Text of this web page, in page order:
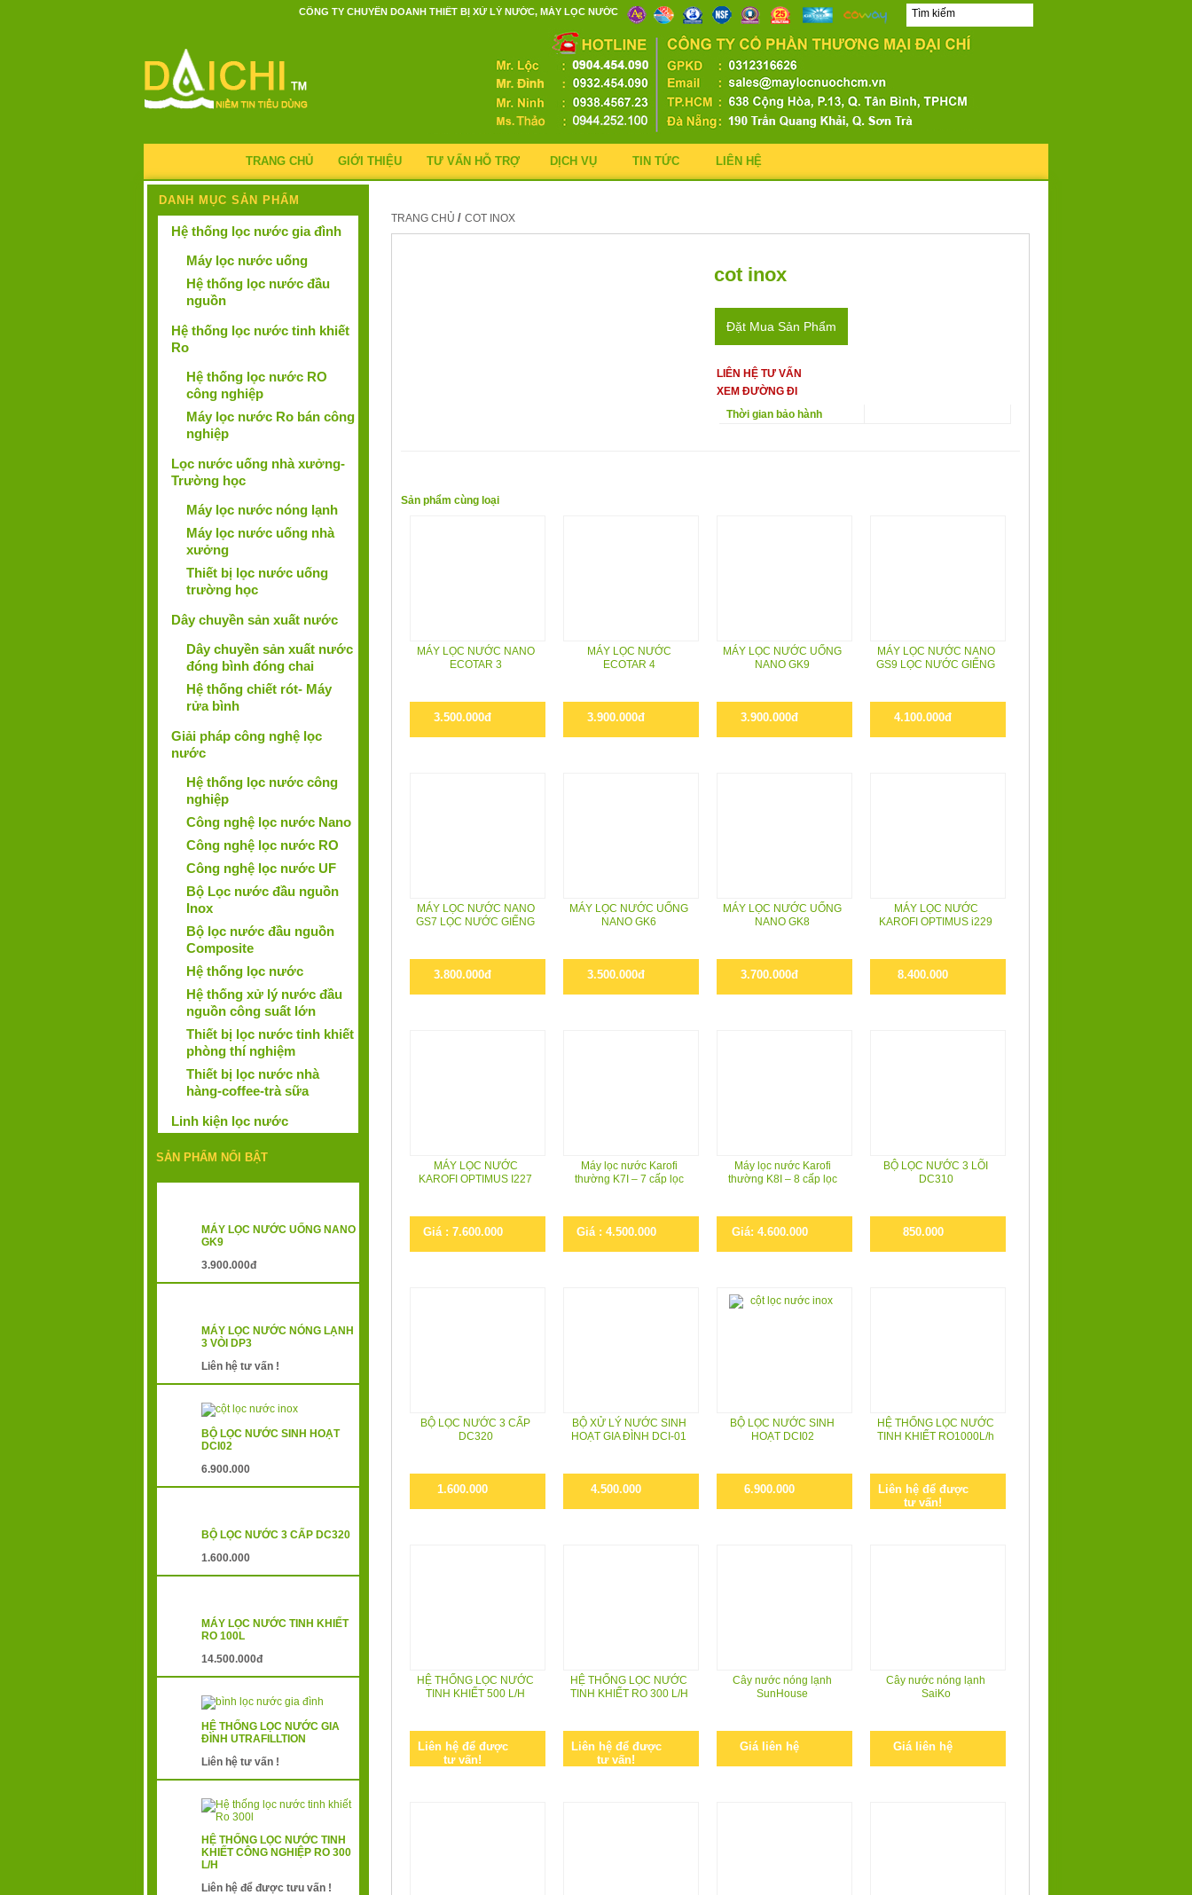
CÔNG TY CHUYÊN DOANH THIẾT BỊ XỬ LÝ NƯỚC, MÁY LỌC NƯỚC
TRANG CHỦ GIỚI THIỆU TƯ VẤN HỖ TRỢ DỊCH VỤ TIN TỨC LIÊN HỆ
DANH MỤC SẢN PHẨM
Hệ thống lọc nước gia đình
Máy lọc nước uống
Hệ thống lọc nước đầu
nguồn
Hệ thống lọc nước tinh khiết
Ro
Hệ thống lọc nước RO
công nghiệp
Máy lọc nước Ro bán công
nghiệp
Lọc nước uống nhà xưởng-
Trường học
Máy lọc nước nóng lạnh
Máy lọc nước uống nhà
xưởng
Thiết bị lọc nước uống
trường học
Dây chuyền sản xuất nước
Dây chuyền sản xuất nước
đóng bình đóng chai
Hệ thống chiết rót- Máy
rửa bình
Giải pháp công nghệ lọc
nước
Hệ thống lọc nước công
nghiệp
Công nghệ lọc nước Nano
Công nghệ lọc nước RO
Công nghệ lọc nước UF
Bộ Lọc nước đầu nguồn
Inox
Bộ lọc nước đầu nguồn
Composite
Hệ thống lọc nước
Hệ thống xử lý nước đầu
nguồn công suất lớn
Thiết bị lọc nước tinh khiết
phòng thí nghiệm
Thiết bị lọc nước nhà
hàng-coffee-trà sữa
Linh kiện lọc nước
SẢN PHẨM NỔI BẬT
MÁY LỌC NƯỚC UỐNG NANO
GK9
3.900.000đ
MÁY LỌC NƯỚC NÓNG LẠNH
3 VÒI DP3
Liên hệ tư vấn !
BỘ LỌC NƯỚC SINH HOẠT
DCI02
6.900.000
BỘ LỌC NƯỚC 3 CẤP DC320
1.600.000
MÁY LỌC NƯỚC TINH KHIẾT
RO 100L
14.500.000đ
HỆ THỐNG LỌC NƯỚC GIA
ĐÌNH UTRAFILLTION
Liên hệ tư vấn !
HỆ THỐNG LỌC NƯỚC TINH
KHIẾT CÔNG NGHIỆP RO 300
L/H
Liên hệ để được tưu vấn !
TRANG CHỦ / COT INOX
cot inox
Đặt Mua Sản Phẩm
LIÊN HỆ TƯ VẤN
XEM ĐƯỜNG ĐI
Thời gian bảo hành
Sản phẩm cùng loại
MÁY LỌC NƯỚC NANO
ECOTAR 3
3.500.000đ
MÁY LỌC NƯỚC
ECOTAR 4
3.900.000đ
MÁY LỌC NƯỚC UỐNG
NANO GK9
3.900.000đ
MÁY LỌC NƯỚC NANO
GS9 LỌC NƯỚC GIẾNG
4.100.000đ
MÁY LỌC NƯỚC NANO
GS7 LỌC NƯỚC GIẾNG
3.800.000đ
MÁY LỌC NƯỚC UỐNG
NANO GK6
3.500.000đ
MÁY LỌC NƯỚC UỐNG
NANO GK8
3.700.000đ
MÁY LỌC NƯỚC
KAROFI OPTIMUS i229
8.400.000
MÁY LỌC NƯỚC
KAROFI OPTIMUS I227
Giá : 7.600.000
Máy lọc nước Karofi
thường K7I – 7 cấp lọc
Giá : 4.500.000
Máy lọc nước Karofi
thường K8I – 8 cấp lọc
Giá: 4.600.000
BỘ LỌC NƯỚC 3 LÕI
DC310
850.000
BỘ LỌC NƯỚC 3 CẤP
DC320
1.600.000
BỘ XỬ LÝ NƯỚC SINH
HOẠT GIA ĐÌNH DCI-01
4.500.000
BỘ LỌC NƯỚC SINH
HOẠT DCI02
6.900.000
HỆ THỐNG LỌC NƯỚC
TINH KHIẾT RO1000L/h
Liên hệ để được
tư vấn!
HỆ THỐNG LỌC NƯỚC
TINH KHIẾT 500 L/H
Liên hệ để được
tư vấn!
HỆ THỐNG LỌC NƯỚC
TINH KHIẾT RO 300 L/H
Liên hệ để được
tư vấn!
Cây nước nóng lạnh
SunHouse
Giá liên hệ
Cây nước nóng lạnh
SaiKo
Giá liên hệ